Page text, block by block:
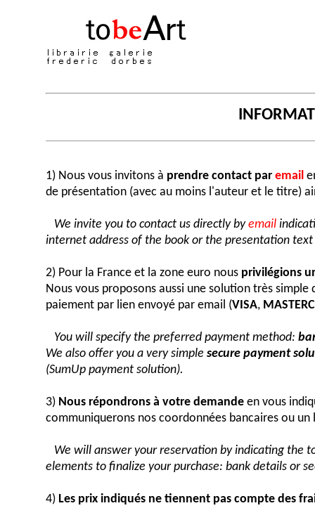
1) Nous vous invitons à prendre contact par email
de présentation (avec au moins l'auteur et le titre)
We invite you to contact us directly byemail
internet address of the book or the presentation
2) Pour la France et la zone euro nous privilégions
Nous vous proposons aussi une solution très simple
paiement par lien envoyé par email (VISA,
You will specify the preferred payment method:
We also offer you a very simple secure payment
(SumUp payment solution).
3) Nous répondrons à votre demande en vous
communiquerons nos coordonnées bancaires ou
We will answer your reservation by indicating the
elements to finalize your purchase: bank details or
4) Les prix indiqués ne tiennent pas compte des